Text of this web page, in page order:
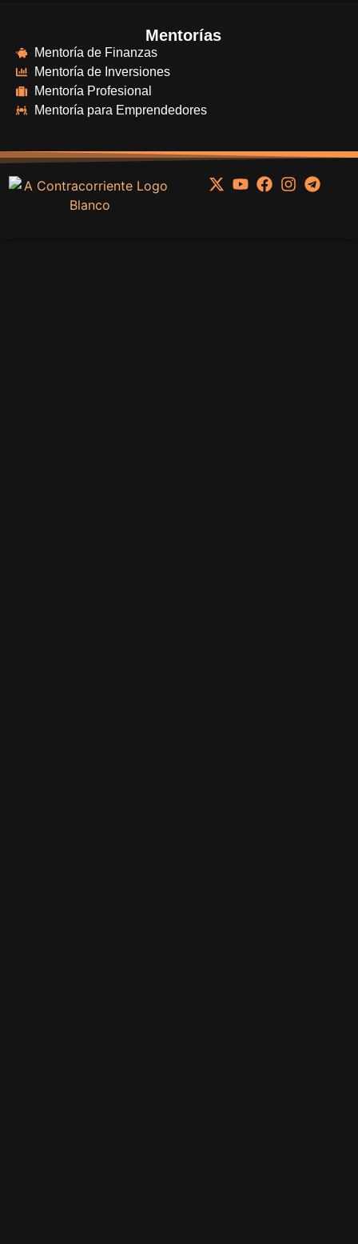
Mentorías
Mentoría de Finanzas
Mentoría de Inversiones
Mentoría Profesional
Mentoría para Emprendedores